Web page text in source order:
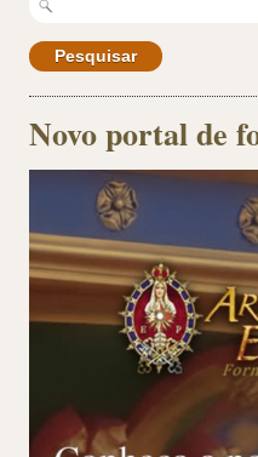
Novo portal de